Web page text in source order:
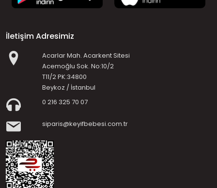
İletişim Adresimiz
Acarlar Mah. Acarkent Sitesi
Acemoğlu Sok. No:10/2
T11/2 PK:34800
Beykoz / İstanbul
0 216 325 70 07
siparis@keyifbebesi.com.tr